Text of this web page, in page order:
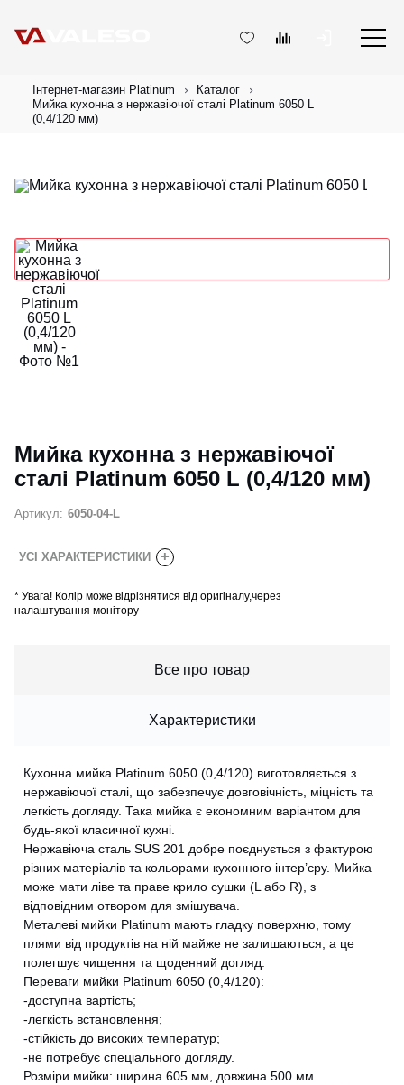
Інтернет-магазин Platinum
Каталог
Мийка кухонна з нержавіючої сталі Platinum 6050 L
(0,4/120 мм)
Мийка кухонна з нержавіючої
сталі Platinum 6050 L (0,4/120 мм)
Артикул: 6050-04-L
УСІ ХАРАКТЕРИСТИКИ +
* Увага! Колір може відрізнятися від оригіналу,через
налаштування монітору
Все про товар
Характеристики
Кухонна мийка Platinum 6050 (0,4/120) виготовляється з
нержавіючої сталі, що забезпечує довговічність, міцність та
легкість догляду. Така мийка є економним варіантом для
будь-якої класичної кухні.
Нержавіюча сталь SUS 201 добре поєднується з фактурою
різних матеріалів та кольорами кухонного інтер’єру. Мийка
може мати ліве та праве крило сушки (L або R), з
відповідним отвором для змішувача.
Металеві мийки Platinum мають гладку поверхню, тому
плями від продуктів на ній майже не залишаються, а це
полегшує чищення та щоденний догляд.
Переваги мийки Platinum 6050 (0,4/120):
-доступна вартість;
-легкість встановлення;
-стійкість до високих температур;
-не потребує спеціального догляду.
Розміри мийки: ширина 605 мм, довжина 500 мм.